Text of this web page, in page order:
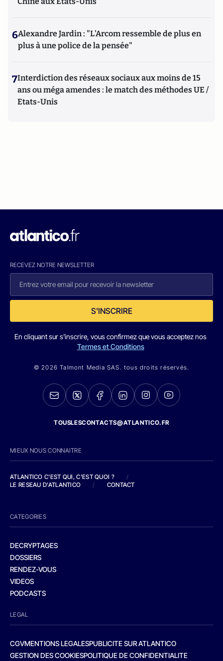
6Alexandre Jardin : "L'Arcom ressemble de plus en
plus à une police de la pensée"
7Interdiction des réseaux sociaux aux moins de 15
ans ou méga amendes : le match des méthodes UE /
Etats-Unis
RECEVEZ NOTRE NEWSLETTER
S'INSCRIRE
En cliquant sur s'inscrire, vous confirmez que vous acceptez nos
Termes et Conditions
© 2026 Talmont Media SAS. tous droits réservés.
TOUSLESCONTACTS@ATLANTICO.FR
MIEUX NOUS CONNAITRE
ATLANTICO C'EST QUI, C'EST QUOI ?
/
LE RESEAU D'ATLANTICO
/ CONTACT
CATEGORIES
DECRYPTAGES
DOSSIERS
RENDEZ-VOUS
VIDEOS
PODCASTS
LEGAL
CGVMENTIONS LEGALESPUBLICITE SUR ATLANTICO
GESTION DES COOKIESPOLITIQUE DE CONFIDENTIALITE